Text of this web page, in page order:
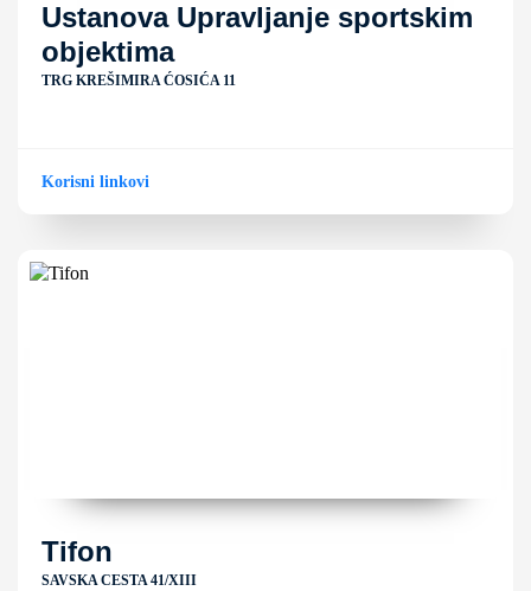
Ustanova Upravljanje sportskim
objektima
TRG KREŠIMIRA ĆOSIĆA 11
Korisni linkovi
Tifon
SAVSKA CESTA 41/XIII